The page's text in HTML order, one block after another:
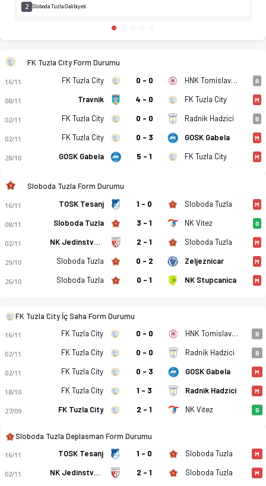
FK Tuzla City - FK Sloboda Tuzla 0-1 bitti. Gol anları,
2 Sloboda Tuzla Galibiyeti
FK Tuzla City Form Durumu
16/11 FK Tuzla City 0 - 0 HNK Tomislav Tomislavgrad B
08/11 Travnik 4 - 0 FK Tuzla City M
02/11 FK Tuzla City 0 - 0 Radnik Hadzici B
02/11 FK Tuzla City 0 - 3 GOSK Gabela M
28/10 GOSK Gabela 5 - 1 FK Tuzla City M
Sloboda Tuzla Form Durumu
16/11 TOSK Tesanj 1 - 0 Sloboda Tuzla M
08/11 Sloboda Tuzla 3 - 1 NK Vitez G
02/11 NK Jedinstvo Bihac 2 - 1 Sloboda Tuzla M
29/10 Sloboda Tuzla 0 - 2 Zeljeznicar M
26/10 Sloboda Tuzla 0 - 1 NK Stupcanica M
FK Tuzla City İç Saha Form Durumu
16/11 FK Tuzla City 0 - 0 HNK Tomislav Tomislavgrad B
02/11 FK Tuzla City 0 - 0 Radnik Hadzici B
02/11 FK Tuzla City 0 - 3 GOSK Gabela M
18/10 FK Tuzla City 1 - 3 Radnik Hadzici M
27/09 FK Tuzla City 2 - 1 NK Vitez G
Sloboda Tuzla Deplasman Form Durumu
16/11 TOSK Tesanj 1 - 0 Sloboda Tuzla M
02/11 NK Jedinstvo Bihac 2 - 1 Sloboda Tuzla M